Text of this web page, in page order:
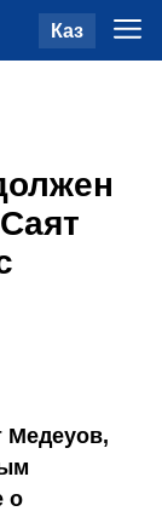
Каз
Медеуов,
о